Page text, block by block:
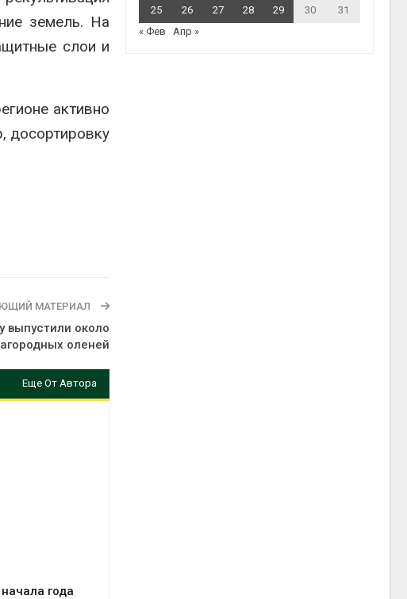
земель. На
слои и
активно
досортировку
МАТЕРИАЛ
выпустили около
оленей
Еще От Автора
года
25 26 27 28 29 30
31
« Фев
Апр »